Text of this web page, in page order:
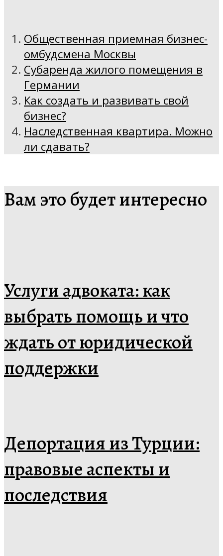
Общественная приемная бизнес-
омбудсмена Москвы
Субаренда жилого помещения в
Германии
Как создать и развивать свой
бизнес?
Наследственная квартира. Можно
ли сдавать?
Вам это будет интересно
Услуги адвоката: как
выбрать помощь и что
ждать от юридической
поддержки
Депортация из Турции:
правовые аспекты и
последствия